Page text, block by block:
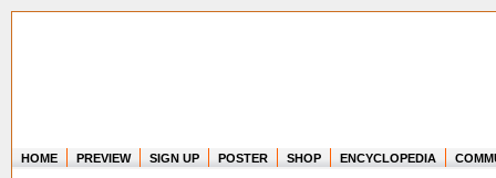
HOME PREVIEW SIGN UP POSTER SHOP ENCYCLOPEDIA